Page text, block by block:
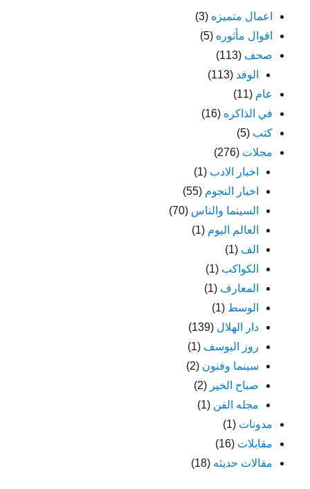
اعمال متميزه (3)
اقوال مأثوره (5)
صحف (113)
الوفد (113)
عام (11)
في الذاكره (16)
كتب (5)
مجلات (276)
اخبار الادب (1)
اخبار النجوم (55)
السينما والناس (70)
العالم اليوم (1)
الف (1)
الكواكب (1)
المعارف (1)
الوسط (1)
دار الهلال (139)
روز اليوسف (1)
سينما وفنون (2)
صباح الخير (2)
مجله الفن (1)
مدونات (1)
مقابلات (16)
مقالات حديثه (18)